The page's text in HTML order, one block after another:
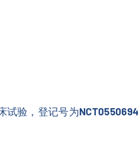
试验，登记号为